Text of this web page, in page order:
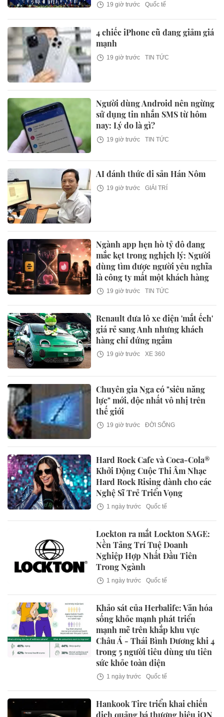
19 giờ trước Quốc tế
4 chiếc iPhone cũ đang giảm giá
mạnh
19 giờ trước TIN TỨC
Người dùng Android nên ngừng
sử dụng tin nhắn SMS từ hôm
nay: Lý do là gì?
19 giờ trước TIN TỨC
AI đánh thức di sản Hán Nôm
19 giờ trước GIẢI TRÍ
Ngành app hẹn hò tỷ đô đang
mắc kẹt trong nghịch lý: Người
dùng tìm được người yêu nghĩa
là công ty mất một khách hàng
19 giờ trước TIN TỨC
Renault đưa lô xe điện 'mắt ếch'
giá rẻ sang Anh nhưng khách
hàng chỉ đứng ngắm
19 giờ trước XE 360
Chuyên gia Nga có "siêu năng
lực" mới, độc nhất vô nhị trên
thế giới
19 giờ trước ĐỜI SỐNG
Hard Rock Cafe và Coca-Cola®
Khởi Động Cuộc Thi Âm Nhạc
Hard Rock Rising dành cho các
Nghệ Sĩ Trẻ Triển Vọng
1 ngày trước Quốc tế
Lockton ra mắt Lockton SAGE:
Nền Tảng Trí Tuệ Doanh
Nghiệp Hợp Nhất Đầu Tiên
Trong Ngành
1 ngày trước Quốc tế
Khảo sát của Herbalife: Văn hóa
sống khỏe mạnh phát triển
mạnh mẽ trên khắp khu vực
Châu Á - Thái Bình Dương khi 4
trong 5 người tiêu dùng ưu tiên
sức khỏe toàn diện
1 ngày trước Quốc tế
Hankook Tire triển khai chiến
dịch quảng bá thương hiệu iON